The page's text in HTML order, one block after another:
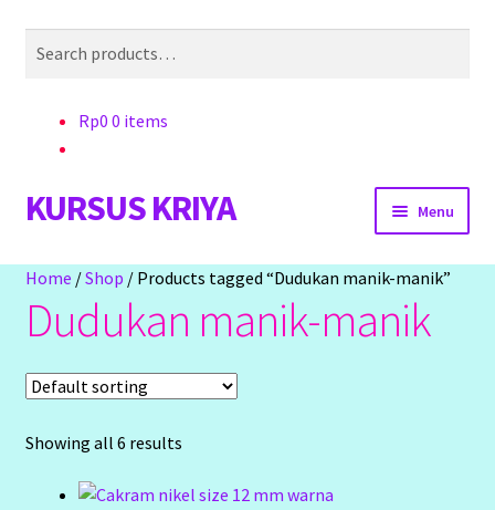
Rp0 0 items
Skip
to
Skip
to
KURSUS KRIYA Menu
Home
Hasil Karya
Workshop Membuat Bunga Dari Stocking
Kursus Kerajinan Tangan
My Account
Home /Shop / Products tagged “Dudukan manik-manik”
Dudukan manik-manik
Showing all 6 results